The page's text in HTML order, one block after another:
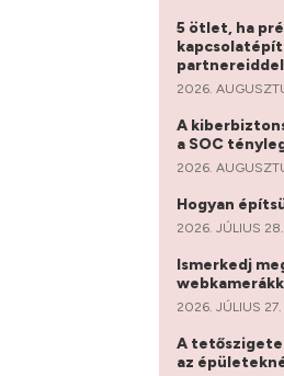
5 ötlet, ha
partnereiddel
2026.
A
a SOC
2026.
Hogyan
2026. JÚLIUS 28.
Ismerkedj
2026. JÚLIUS 27.
A
az